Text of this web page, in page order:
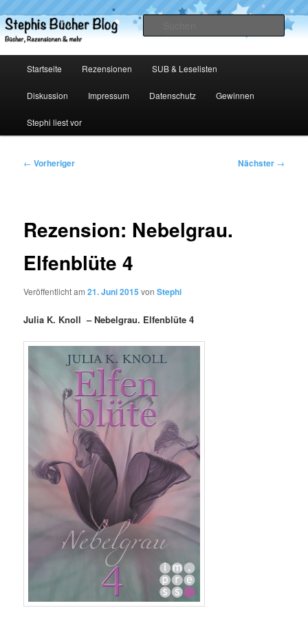
primären
Inhalt
Stephis Bücher Blog
Startseite Rezensionen SUB & Leselisten
Diskussion Impressum Datenschutz Gewinnen
Stephi liest vor
Beitragsnavigation
← Vorheriger Nächster →
Rezension: Nebelgrau.
Elfenblüte 4
Veröffentlicht am21. Juni 2015 vonStephi
Julia K. Knoll – Nebelgrau. Elfenblüte 4